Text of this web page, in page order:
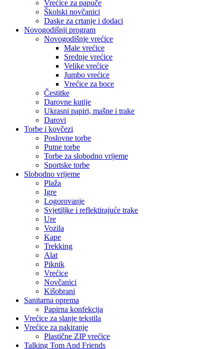
Vrećice za papuče
Školski novčanici
Daske za crtanje i dodaci
Novogodišnji program
Novogodišnje vrećice
Male vrećice
Srednje vrećice
Velike vrećice
Jumbo vrećice
Vrećice za boce
Čestitke
Darovne kutije
Ukrasni papiri, mašne i trake
Darovi
Torbe i kovčezi
Poslovne torbe
Putne torbe
Torbe za slobodno vrijeme
Sportske torbe
Slobodno vrijeme
Plaža
Igre
Logorovanje
Svjetiljke i reflektirajuće trake
Ure
Vozila
Kape
Trekking
Alat
Piknik
Vrećice
Novčanici
Kišobrani
Sanitarna oprema
Papirna konfekcija
Vrećice za slanje tekstila
Vrećice za pakiranje
Plastične ZIP vrećice
Talking Tom And Friends